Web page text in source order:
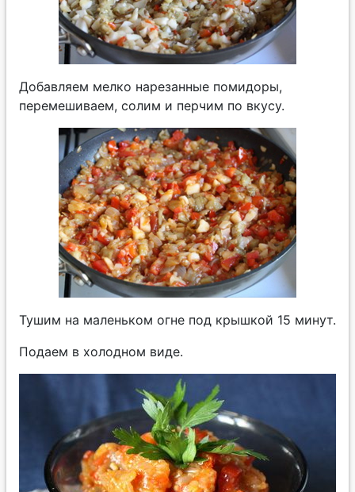
Добавляем мелко нарезанные помидоры,
перемешиваем, солим и перчим по вкусу.
Тушим на маленьком огне под крышкой 15 минут.
Подаем в холодном виде.